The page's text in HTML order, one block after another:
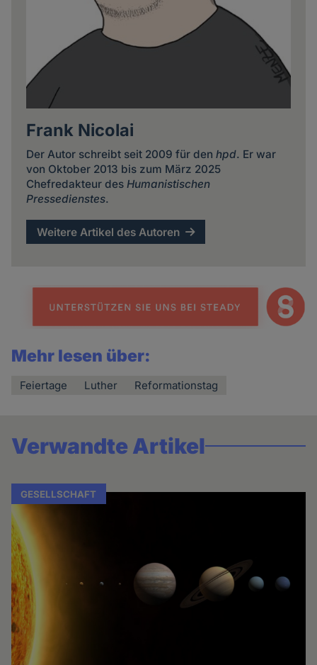
Frank Nicolai
Der Autor schreibt seit 2009 für den hpd. Er war
von Oktober 2013 bis zum März 2025
Chefredakteur des Humanistischen
Pressedienstes.
Weitere Artikel des Autoren
Mehr lesen über:
Feiertage Luther Reformationstag
Verwandte Artikel
GESELLSCHAFT